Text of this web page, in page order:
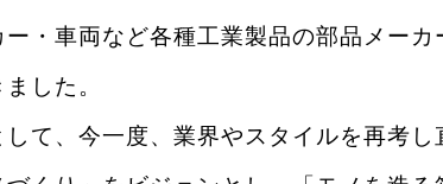
・車両など各種工業製品の部品メーカ
した。
て、今一度、業界やスタイルを再考し